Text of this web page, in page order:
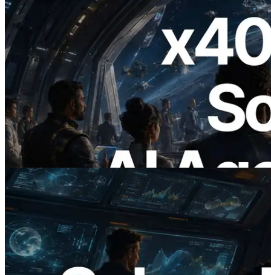
2026.07.04
ERPC lanza Solana RPC compatible con
x402 — La era en la que los agentes de IA
pagan bajo demanda por las API que
necesitan
Leer este artículo